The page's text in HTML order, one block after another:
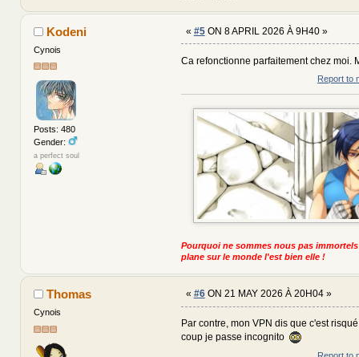
Kodeni
Cynois
Posts: 480
Gender:
a perfect soul
« #5ON 8 APRIL 2026 À 9H40 »
Ca refonctionne parfaitement chez moi.
Report to
Pourquoi ne sommes nous pas
plane sur le monde l'est bien elle !
Thomas
Cynois
« #6ON 21 MAY 2026 À 20H04 »
Par contre, mon VPN dis que c'est
coup je passe incognito
Report to